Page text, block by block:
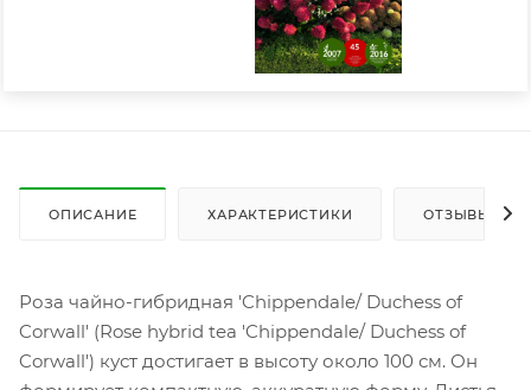
ОПИСАНИЕ ХАРАКТЕРИСТИКИ ОТЗЫВЫ
Роза чайно-гибридная 'Chippendale/ Duchess of
Corwall' (Rose hybrid tea 'Chippendale/ Duchess of
Corwall') куст достигает в высоту около 100 см. Он